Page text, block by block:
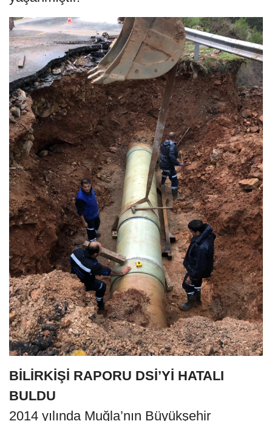
elyaf takviyeli boru (CTB) ile yüksek
yoğunluklu polietilen (HDPE) borularda
günümüze kadarki süreçte 3000'e yakın
arıza meydana gelmiştir. Bu arızalar
neticesinde birçok bina, dükkan, otel ve
yollarda büyük çaplı zararlar meydana
gelmiş, ilçemizde uzun süreli su kesintileri
yaşanmıştır.